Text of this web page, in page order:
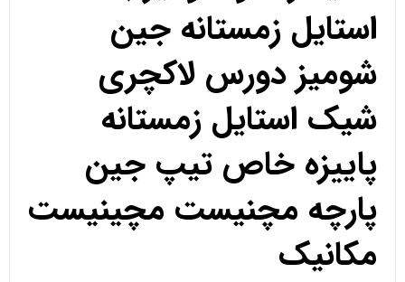
استایل زمستانه جین
شومیز دورس لاکچری
شیک استایل زمستانه
پاییزه خاص تیپ جین
پارچه مچنیست مچینیست
مکانیک